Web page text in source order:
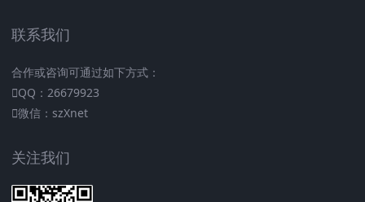
联系我们
合作或咨询可通过如下方式：
QQ：26679923
微信：szXnet
关注我们